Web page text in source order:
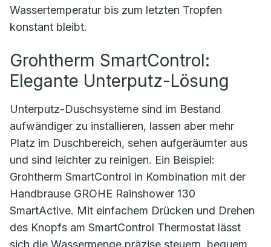
Wassertemperatur bis zum letzten Tropfen
konstant bleibt.
Grohtherm SmartControl:
Elegante Unterputz-Lösung
Unterputz-Duschsysteme sind im Bestand
aufwändiger zu installieren, lassen aber mehr
Platz im Duschbereich, sehen aufgeräumter aus
und sind leichter zu reinigen. Ein Beispiel:
Grohtherm SmartControl in Kombination mit der
Handbrause GROHE Rainshower 130
SmartActive. Mit einfachem Drücken und Drehen
des Knopfs am SmartControl Thermostat lässt
sich die Wassermenge präzise steuern, bequem